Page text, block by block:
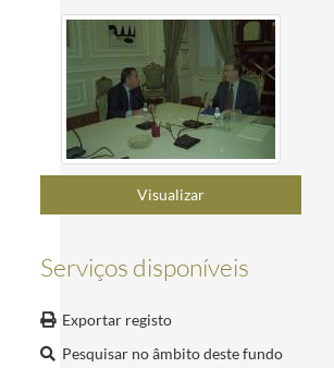
10-19/1998-10-19
novembro de 1998
1998-10-20/1998-10-20
Visualizar
Serviços disponíveis
Exportar registo
Pesquisar no âmbito deste fundo